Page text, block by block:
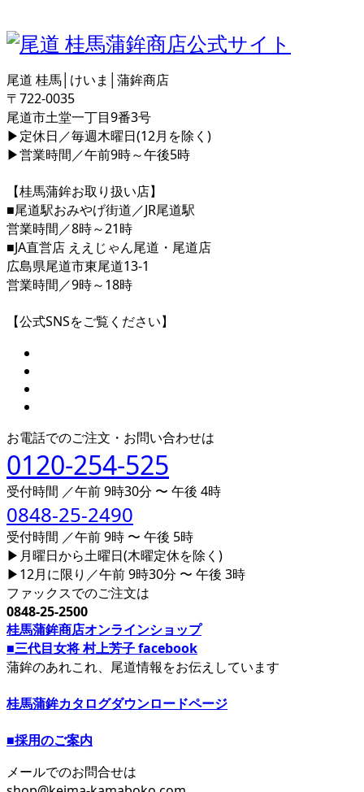
尾道 桂馬│けいま│蒲鉾商店
〒722-0035
尾道市土堂一丁目9番3号
▶定休日／毎週木曜日(12月を除く)
▶営業時間／午前9時～午後5時
【桂馬蒲鉾お取り扱い店】
■尾道駅おみやげ街道／JR尾道駅
営業時間／8時～21時
■JA直営店 ええじゃん尾道・尾道店
広島県尾道市東尾道13-1
営業時間／9時～18時
【公式SNSをご覧ください】
お電話でのご注文・お問い合わせは
0120-254-525
受付時間 ／午前 9時30分 〜 午後 4時
0848-25-2490
受付時間 ／午前 9時 〜 午後 5時
▶月曜日から土曜日(木曜定休を除く)
▶12月に限り／午前 9時30分 〜 午後 3時
ファックスでのご注文は
0848-25-2500
桂馬蒲鉾商店オンラインショップ
■三代目女将 村上芳子 facebook
蒲鉾のあれこれ、尾道情報をお伝えしています
桂馬蒲鉾カタログダウンロードページ
■採用のご案内
メールでのお問合せは